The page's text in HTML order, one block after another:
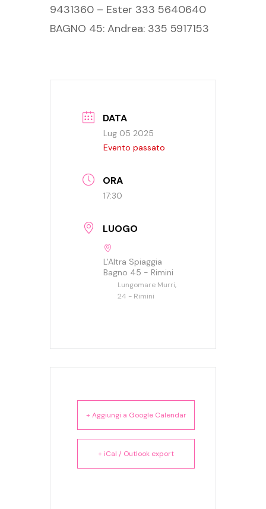
9431360 – Ester 333 5640640
BAGNO 45: Andrea: 335 5917153
DATA
Lug 05 2025
Evento passato
ORA
17:30
LUOGO
L'Altra Spiaggia
Bagno 45 - Rimini
Lungomare Murri,
24 - Rimini
+ Aggiungi a Google Calendar
+ iCal / Outlook export